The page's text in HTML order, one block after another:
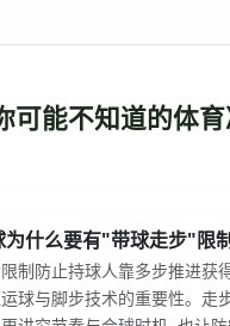
可能不知道的体
为什么要有"带球走步"限
制防止持球人靠多步推进获
球与脚步技术的重要性。走